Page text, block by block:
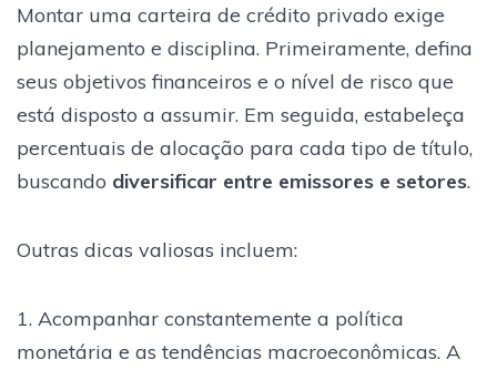
Montar uma carteira de crédito privado exige
planejamento e disciplina. Primeiramente, defina
seus objetivos financeiros e o nível de risco que
está disposto a assumir. Em seguida, estabeleça
percentuais de alocação para cada tipo de título,
buscando diversificar entre emissores e setores.
Outras dicas valiosas incluem:
1. Acompanhar constantemente a política
monetária e as tendências macroeconômicas. A